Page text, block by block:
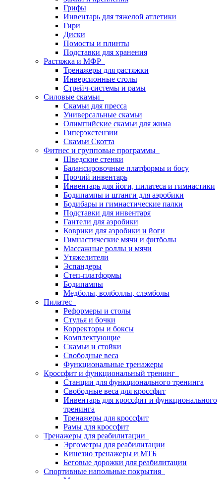
Грифы
Инвентарь для тяжелой атлетики
Гири
Диски
Помосты и плинты
Подставки для хранения
Растяжка и МФР
Тренажеры для растяжки
Инверсионные столы
Стрейч-системы и рамы
Силовые скамьи
Скамьи для пресса
Универсальные скамьи
Олимпийские скамьи для жима
Гиперэкстензии
Скамьи Скотта
Фитнес и групповые программы
Шведские стенки
Балансировочные платформы и босу
Прочий инвентарь
Инвентарь для йоги, пилатеса и гимнастики
Бодипампы и штанги для аэробики
Бодибары и гимнастические палки
Подставки для инвентаря
Гантели для аэробики
Коврики для аэробики и йоги
Гимнастические мячи и фитболы
Массажные роллы и мячи
Утяжелители
Эспандеры
Степ-платформы
Бодипампы
Медболы, волболлы, слэмболы
Пилатес
Реформеры и столы
Стулья и бочки
Корректоры и боксы
Комплектующие
Скамьи и стойки
Свободные веса
Функциональные тренажеры
Кроссфит и функциональный тренинг
Станции для функционального тренинга
Свободные веса для кроссфит
Инвентарь для кроссфит и функционального
тренинга
Тренажеры для кроссфит
Рамы для кроссфит
Тренажеры для реабилитации
Эргометры для реабилитации
Кинезио тренажеры и МТБ
Беговые дорожки для реабилитации
Спортивные напольные покрытия